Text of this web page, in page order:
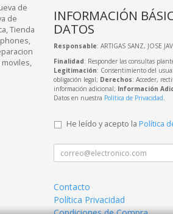
de
de
Tienda
INFORMACIÓN
DATOS
Responsable: ARTIGAS SANZ, JOSE
Finalidad: Responder las consultas
Legitimación: Consentimiento del
obligación legal; Derechos: Acceder,
información adicional; Información
Datos en nuestra Política de Privacidad.
He leído y acepto la Política
Contacto
Política Privacidad